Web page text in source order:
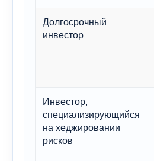
Долгосрочный
инвестор
Инвестор,
специализирующийся
на хеджировании
рисков